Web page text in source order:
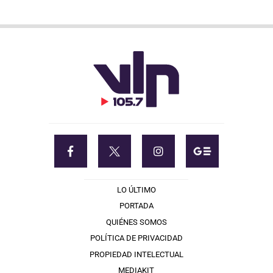
LO ÚLTIMO
PORTADA
QUIÉNES SOMOS
POLÍTICA DE PRIVACIDAD
PROPIEDAD INTELECTUAL
MEDIAKIT